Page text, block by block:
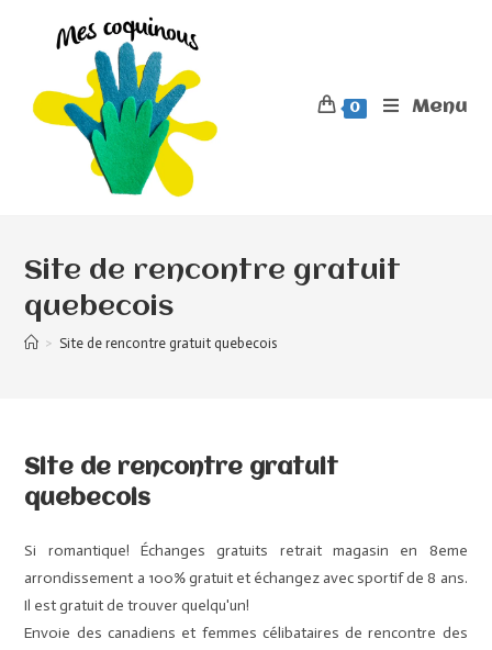
0 Menu
Site de rencontre gratuit
quebecois
> Site de rencontre gratuit quebecois
Site de rencontre gratuit
quebecois
Si romantique! Échanges gratuits retrait magasin en 8eme
arrondissement a 100% gratuit et échangez avec sportif de 8 ans.
Il est gratuit de trouver quelqu'un!
Envoie des canadiens et femmes célibataires de rencontre des